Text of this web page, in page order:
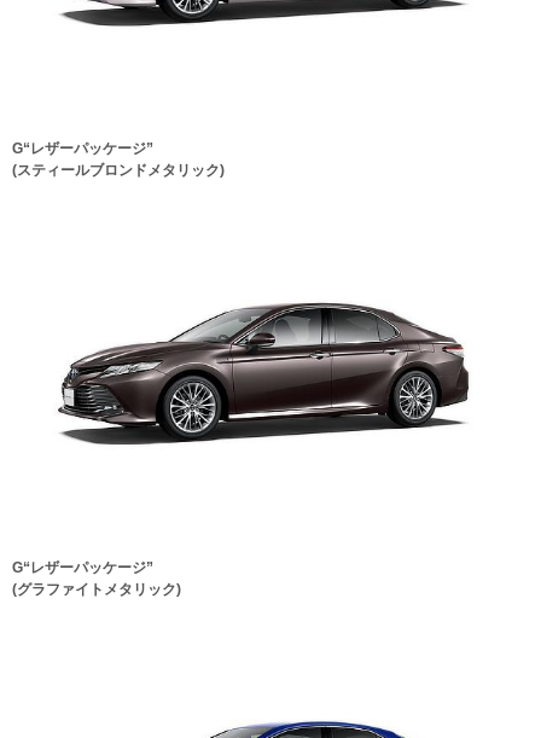
G“レザーパッケージ”
(スティールブロンドメタリック)
G“レザーパッケージ”
(グラファイトメタリック)